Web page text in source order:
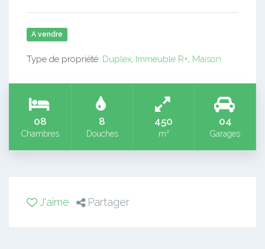
A vendre
Type de propriété: Duplex, Immeuble R+, Maison
08
Chambres
8
Douches
450
m²
04
Garages
J'aime Partager